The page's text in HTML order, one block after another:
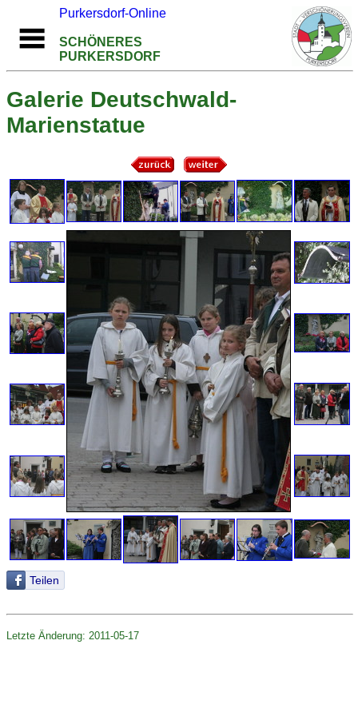
Purkersdorf-Online
SCHÖNERES
PURKERSDORF
Galerie Deutschwald-
Marienstatue
Teilen
Letzte Änderung: 2011-05-17